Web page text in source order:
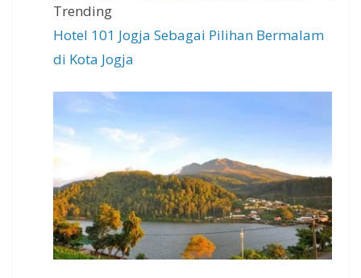
Trending
Hotel 101 Jogja Sebagai Pilihan Bermalam
di Kota Jogja